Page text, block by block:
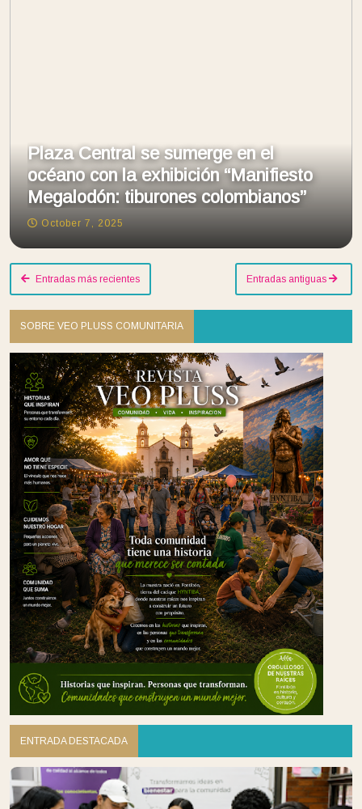
Plaza Central se sumerge en el
océano con la exhibición “Manifiesto
Megalodón: tiburones colombianos”
October 7, 2025
Entradas más recientes Entradas antiguas
SOBRE VEO PLUSS COMUNITARIA
ENTRADA DESTACADA